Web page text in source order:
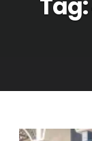
Tag: